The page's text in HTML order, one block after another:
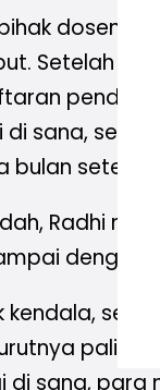
dosen
Setelah
di sana,
bulan
Radhi
dengan
di sana,